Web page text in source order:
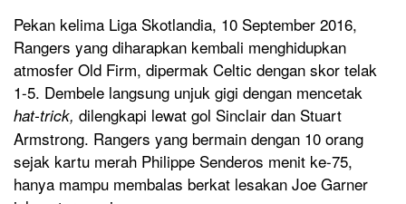
Pekan kelima Liga Skotlandia, 10 September 2016,
Rangers yang diharapkan kembali menghidupkan
atmosfer Old Firm, dipermak Celtic dengan skor telak
1-5. Dembele langsung unjuk gigi dengan mencetak
hat-trick, dilengkapi lewat gol Sinclair dan Stuart
Armstrong. Rangers yang bermain dengan 10 orang
sejak kartu merah Philippe Senderos menit ke-75,
hanya mampu membalas berkat lesakan Joe Garner